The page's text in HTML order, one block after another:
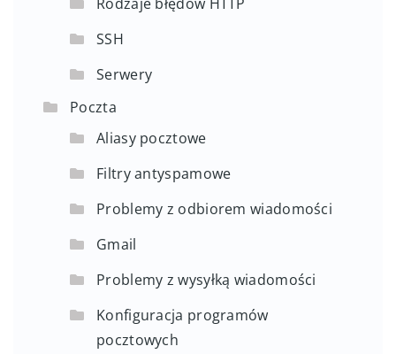
SSH
Serwery
Poczta
Aliasy pocztowe
Filtry antyspamowe
Problemy z odbiorem wiadomości
Gmail
Problemy z wysyłką wiadomości
Konfiguracja programów
pocztowych